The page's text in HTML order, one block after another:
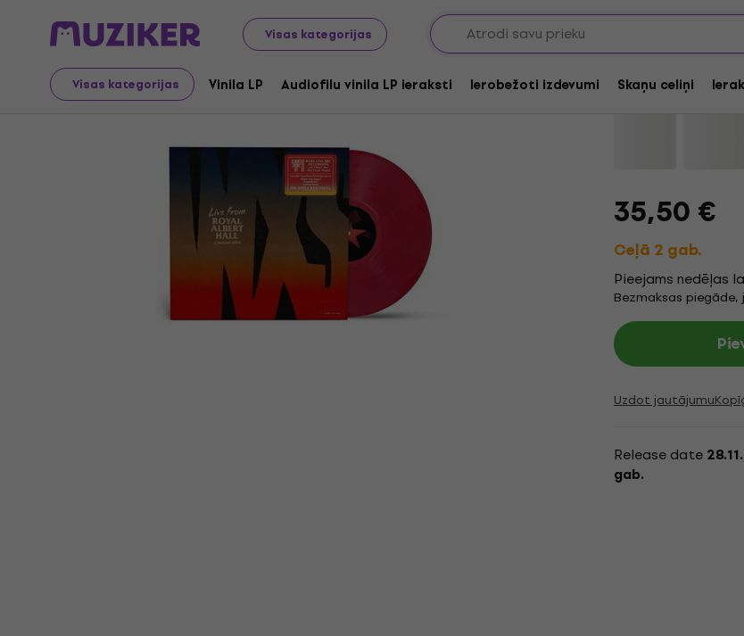
Visas kategorijas
Visas kategorijas Vinila LP Audiofilu vinila LP ieraksti Ierobežoti izdevumi Skaņu celiņi
LP ieraksti un kompaktdiski Vinila LP
INXS - Live
Zīmols: INXSProdukta
35,50 €
Ceļā 2 gab.
Pieejams nedēļas
Bezmaksas
Uzdot jautājumu
Release date
gab.